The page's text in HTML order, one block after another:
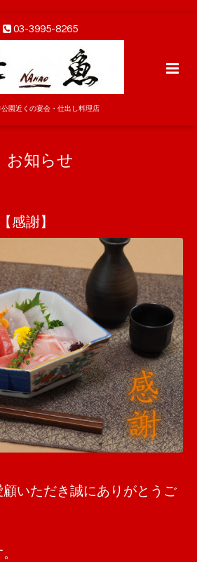
03-3995-8265
公園近くの宴会・仕出し料理店
お知らせ
感謝】
いただき誠にありがとうご